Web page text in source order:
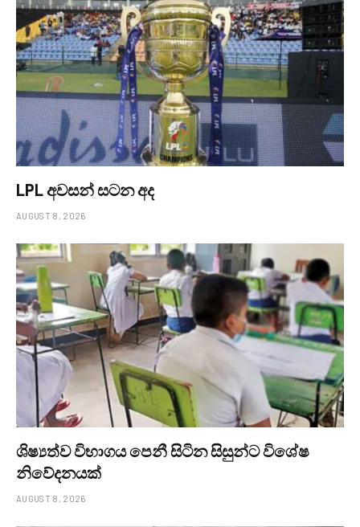
LPL අවසන් සටන අද
AUGUST 8, 2026
ශිෂ්‍යත්ව විභාගය පෙනී සිටින සිසුන්ට විශේෂ
නිවේදනයක්
AUGUST 8, 2026